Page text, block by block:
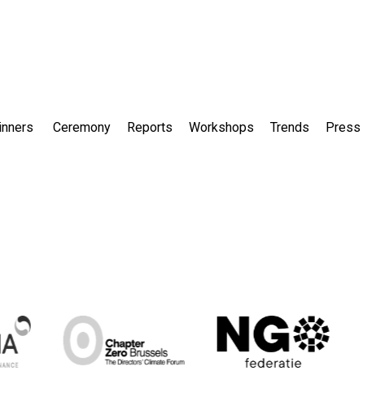
Ceremony Reports Workshops Trends Press